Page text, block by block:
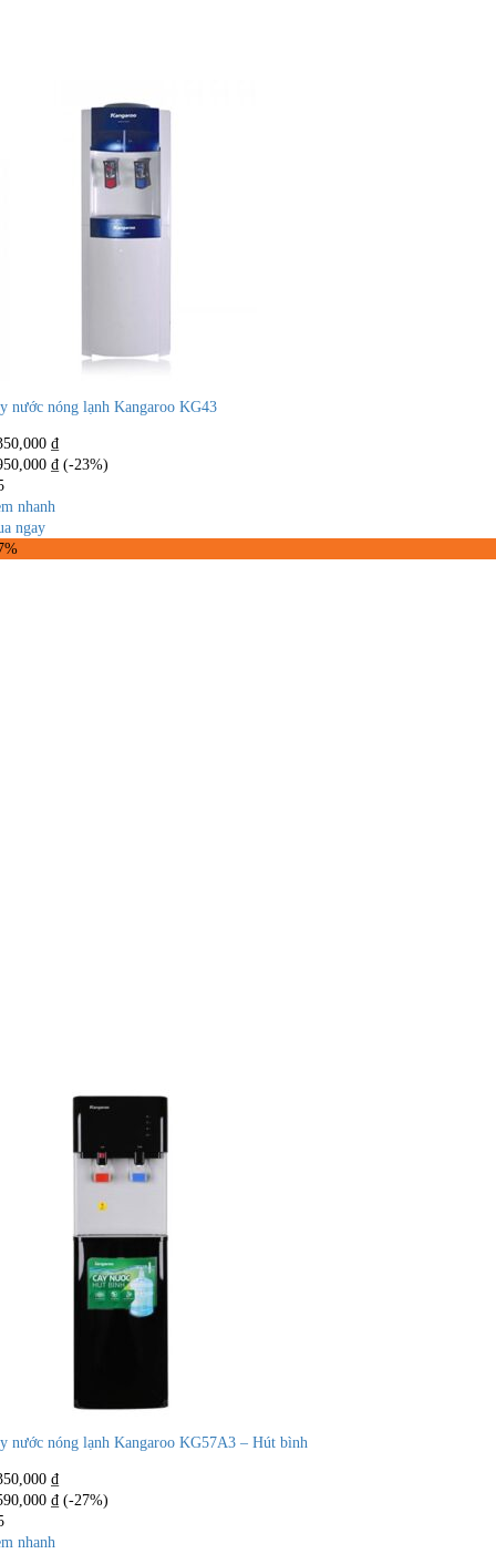
nước nóng lạnh Kangaroo KG43
₫
₫ (-23%)
nhanh
ngay
nước nóng lạnh Kangaroo KG57A3 – Hút bình
₫
₫ (-27%)
nhanh